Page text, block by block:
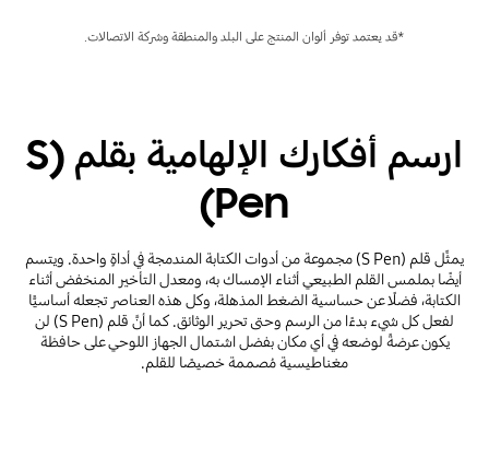
*قد يعتمد توفر ألوان المنتج على البلد والمنطقة وشركة الاتصالات.
ارسم أفكارك الإلهامية بقلم (S
Pen)
يمثِّل قلم (S Pen) مجموعة من أدوات الكتابة المندمجة في أداةٍ واحدة. ويتسم
أيضًا بملمس القلم الطبيعي أثناء الإمساك به، ومعدل التأخير المنخفض أثناء
الكتابة، فضلًا عن حساسية الضغط المذهلة، وكل هذه العناصر تجعله أساسيًّا
لفعل كل شيء بدءًا من الرسم وحتى تحرير الوثائق. كما أنَّ قلم (S Pen) لن
يكون عرضةً لوضعه في أي مكان بفضل اشتمال الجهاز اللوحي على حافظة
مغناطيسية مُصممة خصيصًا للقلم.